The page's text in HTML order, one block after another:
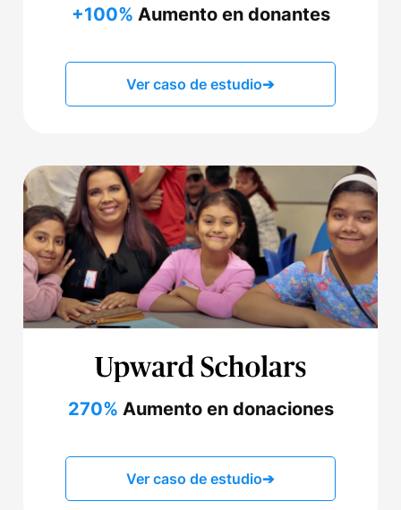
+100% Aumento en donantes
Ver caso de estudio➔
270% Aumento en donaciones
Ver caso de estudio➔